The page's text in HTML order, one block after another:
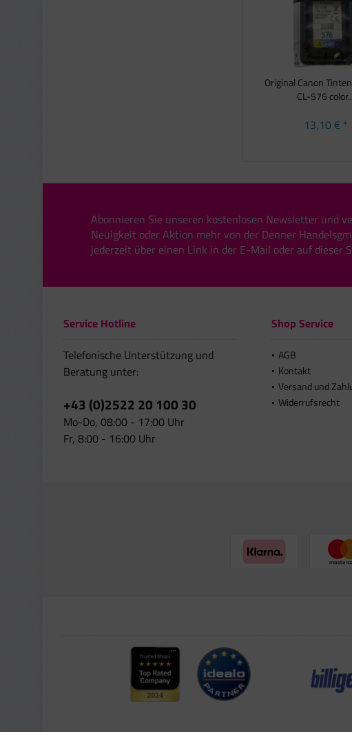
Original Canon
CL-576
13,10 € *
Abonnieren Sie unseren kostenlosen Newsletter und
Neuigkeit oder Aktion mehr von der Denner
jederzeit über einen Link in der E-Mail oder auf dieser
Service Hotline
Telefonische Unterstützung und
Beratung unter:
+43 (0)2522 20 100 30
Mo-Do, 08:00 - 17:00 Uhr
Fr, 8:00 - 16:00 Uhr
Shop Service
AGB
Kontakt
Versand und
Widerrufsrecht